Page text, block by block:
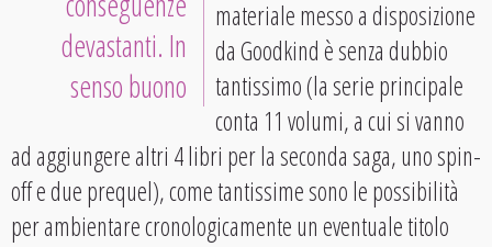
devastanti. In
senso buono
materiale messo a disposizione
da Goodkind è senza dubbio
tantissimo (la serie principale
conta 11 volumi, a cui si vanno
ad aggiungere altri 4 libri per la seconda saga, uno spin-
off e due prequel), come tantissime sono le possibilità
per ambientare cronologicamente un eventuale titolo